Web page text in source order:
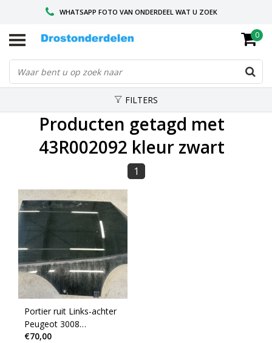
WHATSAPP FOTO VAN ONDERDEEL WAT U ZOEK
VOOR 16.00 BESTELD, VANDAAG VERZONDEN
GESPECIALISEERD PEUGEOT
0
FILTERS
Producten getagd met
43R002092 kleur zwart
1
Portier ruit Links-achter
Peugeot 3008
43R002092 kleur donker
€70,00